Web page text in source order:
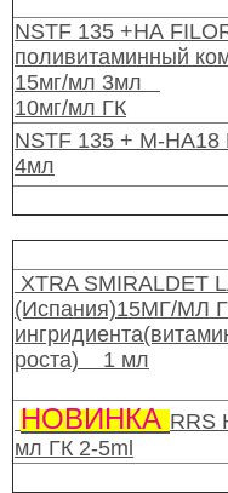
NSTF 135 +НА
поливитаминный
15мг/мл 3мл
10мг/мл ГК
NSTF 135 + M-HA18
4мл
XTRA SMIRALDET
(Испания)15МГ/МЛ
роста) 1 мл
НОВИНКАRRS
мл ГК 2-5ml